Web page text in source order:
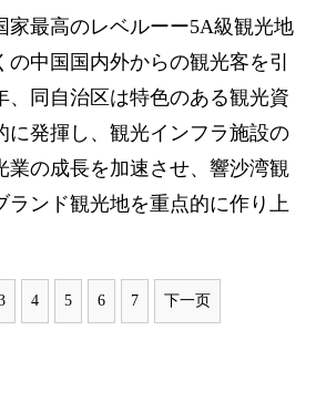
家最高のレベルーー5A級観光地
中国国内外からの観光客を引
、同自治区は特色のある観光資
に発揮し、観光インフラ施設の
業の成長を加速させ、響沙湾観
ランド観光地を重点的に作り上
4 5 6 7 下一页